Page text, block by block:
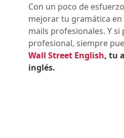
Con un poco de
mejorar tu gramática
mails profesionales. Y si
profesional, siempre
Wall Street English, tu
inglés.